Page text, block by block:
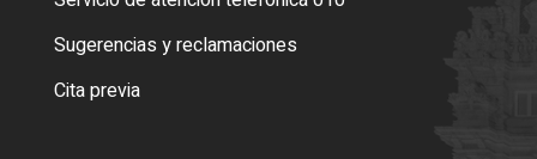
Sugerencias y reclamaciones
Cita previa